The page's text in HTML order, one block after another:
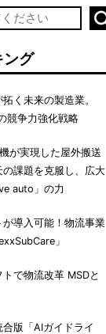
ング
く未来の製造業。
競争力強化戦略
が実現した屋外搬送
課題を克服し、広大
auto」の力
導入可能！物流事業
」
で物流改革 MSDと
版「AIガイドライ